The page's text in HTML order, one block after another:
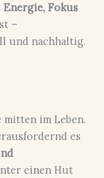
Energie, Fokus
–
und nachhaltig.
im Leben.
es
einen Hut